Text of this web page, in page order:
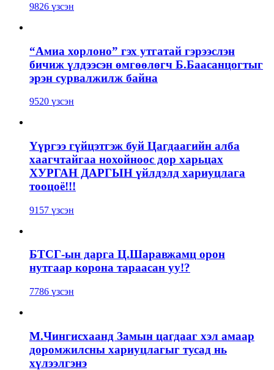
9826 үзсэн
“Амиа хорлоно” гэх утгатай гэрээслэн
бичиж үлдээсэн өмгөөлөгч Б.Баасанцогтыг
эрэн сурвалжилж байна
9520 үзсэн
Үүргээ гүйцэтгэж буй Цагдаагийн алба
хаагчтайгаа нохойноос дор харьцах
ХУРГАН ДАРГЫН үйлдэлд хариуцлага
тооцоё!!!
9157 үзсэн
БТСГ-ын дарга Ц.Шаравжамц орон
нутгаар корона тараасан уу!?
7786 үзсэн
М.Чингисхаанд Замын цагдааг хэл амаар
доромжилсны хариуцлагыг тусад нь
хүлээлгэнэ